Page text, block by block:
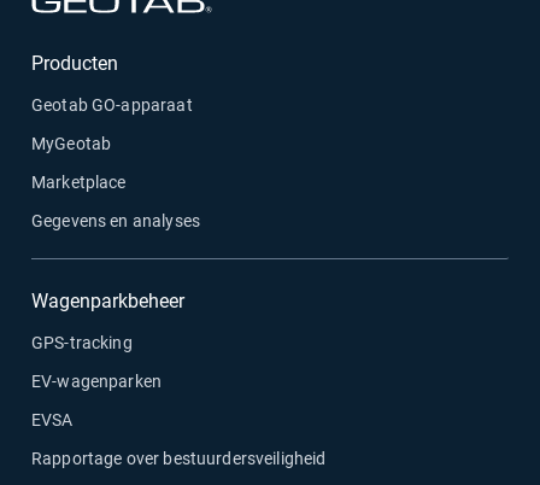
Producten
Geotab GO-apparaat
MyGeotab
Marketplace
Gegevens en analyses
Wagenparkbeheer
GPS-tracking
EV-wagenparken
EVSA
Rapportage over bestuurdersveiligheid